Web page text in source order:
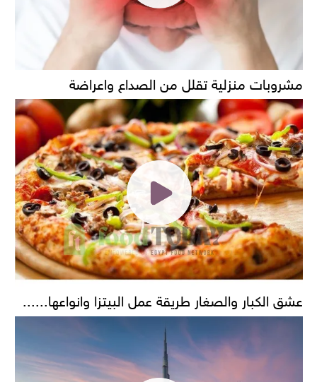
مشروبات منزلية تقلل من الصداع واعراضة
عشق الكبار والصغار طريقة عمل البيتزا وانواعها......